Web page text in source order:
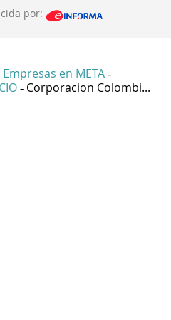
por:
Empresas en META -
- Corporacion Colombi...